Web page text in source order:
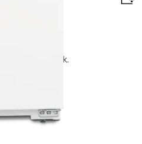
met gemak.